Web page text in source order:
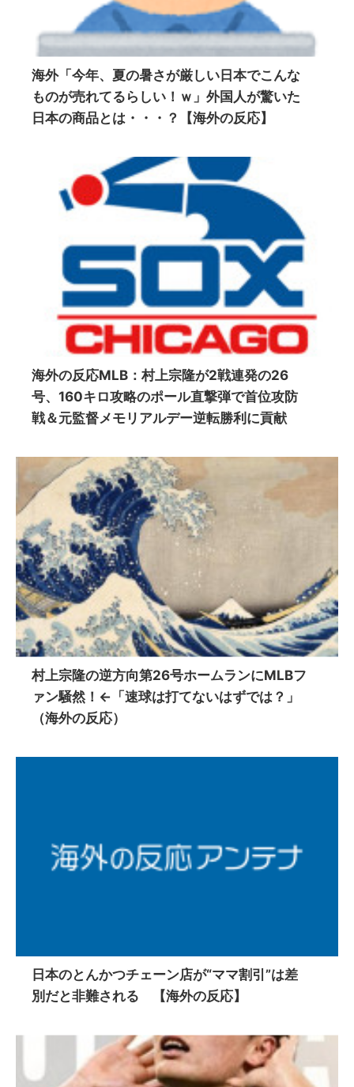
海外「今年、夏の暑さが厳しい日本でこんな
ものが売れてるらしい！ｗ」外国人が驚いた
日本の商品とは・・・？【海外の反応】
海外の反応MLB：村上宗隆が2戦連発の26
号、160キロ攻略のポール直撃弾で首位攻防
戦＆元監督メモリアルデー逆転勝利に貢献
村上宗隆の逆方向第26号ホームランにMLBフ
ァン騒然！←「速球は打てないはずでは？」
（海外の反応）
日本のとんかつチェーン店が“ママ割引”は差
別だと非難される 【海外の反応】